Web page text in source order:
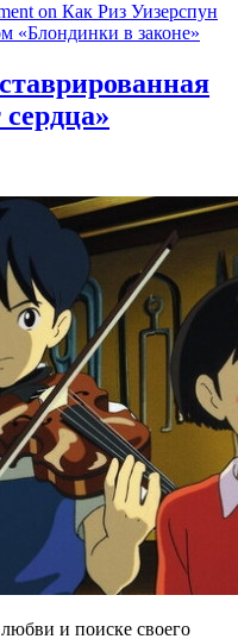
on Как Риз Уизерспун
«Блондинки в законе»
и поиске своего